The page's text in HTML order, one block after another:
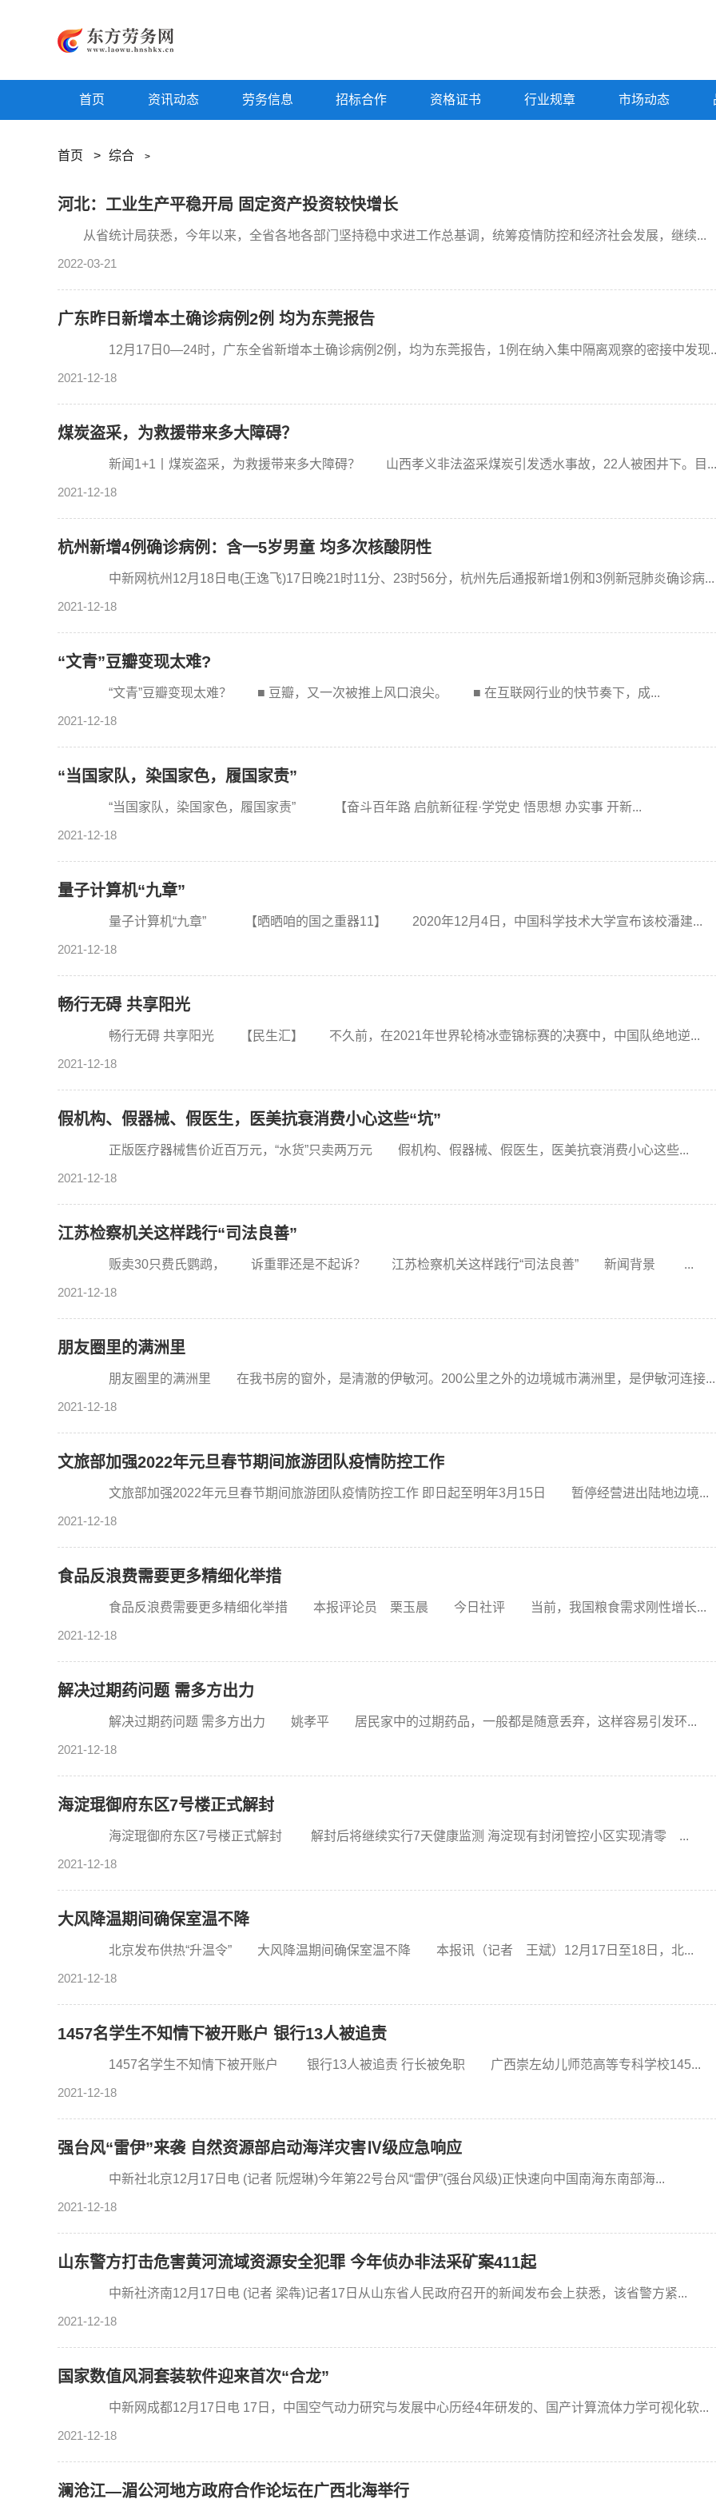
首页 资讯动态 劳务信息 招标合作 资格证书 行业规章 市场动态
首页 > 综合 >
河北：工业生产平稳开局 固定资产投资较快增长
从省统计局获悉，今年以来，全省各地各部门坚持稳中求进工作总基调，统筹疫情防控和经济社会发展，继续...
2022-03-21
广东昨日新增本土确诊病例2例 均为东莞报告
12月17日0—24时，广东全省新增本土确诊病例2例，均为东莞报告，1例在纳入集中隔离观察的密接中发现
2021-12-18
煤炭盗采，为救援带来多大障碍？
新闻1+1丨煤炭盗采，为救援带来多大障碍？ 山西孝义非法盗采煤炭引发透水事故，22人被困井下。目...
2021-12-18
杭州新增4例确诊病例：含一5岁男童 均多次核酸阴性
中新网杭州12月18日电(王逸飞)17日晚21时11分、23时56分，杭州先后通报新增1例和3例新冠肺炎确诊病...
2021-12-18
“文青”豆瓣变现太难?
“文青”豆瓣变现太难？ ■ 豆瓣，又一次被推上风口浪尖。 ■ 在互联网行业的快节奏下，成...
2021-12-18
“当国家队，染国家色，履国家责”
“当国家队，染国家色，履国家责” 【奋斗百年路 启航新征程·学党史 悟思想 办实事 开新...
2021-12-18
量子计算机“九章”
量子计算机“九章” 【晒晒咱的国之重器11】 2020年12月4日，中国科学技术大学宣布该校潘建...
2021-12-18
畅行无碍 共享阳光
畅行无碍 共享阳光 【民生汇】 不久前，在2021年世界轮椅冰壶锦标赛的决赛中，中国队绝地逆...
2021-12-18
假机构、假器械、假医生，医美抗衰消费小心这些“坑”
正版医疗器械售价近百万元，“水货”只卖两万元 假机构、假器械、假医生，医美抗衰消费小心这些...
2021-12-18
江苏检察机关这样践行“司法良善”
贩卖30只费氏鹦鹉， 诉重罪还是不起诉？ 江苏检察机关这样践行“司法良善” 新闻背景 ...
2021-12-18
朋友圈里的满洲里
朋友圈里的满洲里 在我书房的窗外，是清澈的伊敏河。200公里之外的边境城市满洲里，是伊敏河连接...
2021-12-18
文旅部加强2022年元旦春节期间旅游团队疫情防控工作
文旅部加强2022年元旦春节期间旅游团队疫情防控工作 即日起至明年3月15日 暂停经营进出陆地边境...
2021-12-18
食品反浪费需要更多精细化举措
食品反浪费需要更多精细化举措 本报评论员 栗玉晨 今日社评 当前，我国粮食需求刚性增长...
2021-12-18
解决过期药问题 需多方出力
解决过期药问题 需多方出力 姚孝平 居民家中的过期药品，一般都是随意丢弃，这样容易引发环...
2021-12-18
海淀琨御府东区7号楼正式解封
海淀琨御府东区7号楼正式解封 解封后将继续实行7天健康监测 海淀现有封闭管控小区实现清零 ...
2021-12-18
大风降温期间确保室温不降
北京发布供热“升温令” 大风降温期间确保室温不降 本报讯（记者 王斌）12月17日至18日，北...
2021-12-18
1457名学生不知情下被开账户 银行13人被追责
1457名学生不知情下被开账户 银行13人被追责 行长被免职 广西崇左幼儿师范高等专科学校145...
2021-12-18
强台风“雷伊”来袭 自然资源部启动海洋灾害Ⅳ级应急响应
中新社北京12月17日电 (记者 阮煜琳)今年第22号台风“雷伊”(强台风级)正快速向中国南海东南部海...
2021-12-18
山东警方打击危害黄河流域资源安全犯罪 今年侦办非法采矿案411起
中新社济南12月17日电 (记者 梁犇)记者17日从山东省人民政府召开的新闻发布会上获悉，该省警方紧...
2021-12-18
国家数值风洞套装软件迎来首次“合龙”
中新网成都12月17日电 17日，中国空气动力研究与发展中心历经4年研发的、国产计算流体力学可视化软...
2021-12-18
澜沧江—湄公河地方政府合作论坛在广西北海举行